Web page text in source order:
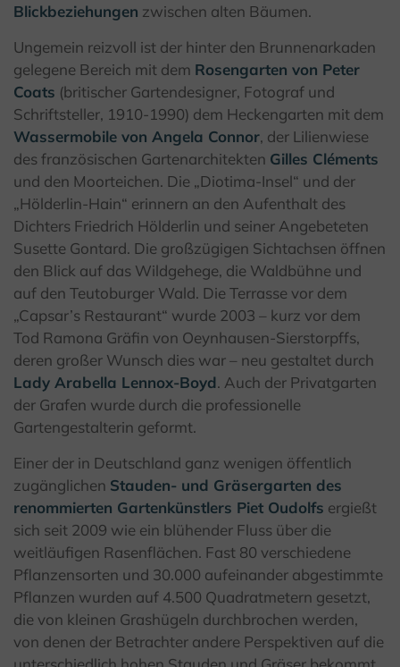
Blickbeziehungen zwischen alten Bäumen.
Ungemein reizvoll ist der hinter den Brunnenarkaden
gelegene Bereich mit dem Rosengarten von Peter
Coats (britischer Gartendesigner, Fotograf und
Schriftsteller, 1910-1990) dem Heckengarten mit dem
Wassermobile von Angela Connor, der Lilienwiese
des französischen Gartenarchitekten Gilles Cléments
und den Moorteichen. Die „Diotima-Insel“ und der
„Hölderlin-Hain“ erinnern an den Aufenthalt des
Dichters Friedrich Hölderlin und seiner Angebeteten
Susette Gontard. Die großzügigen Sichtachsen öffnen
den Blick auf das Wildgehege, die Waldbühne und
auf den Teutoburger Wald. Die Terrasse vor dem
„Capsar’s Restaurant“ wurde 2003 – kurz vor dem
Tod Ramona Gräfin von Oeynhausen-Sierstorpffs,
deren großer Wunsch dies war – neu gestaltet durch
Lady Arabella Lennox-Boyd. Auch der Privatgarten
der Grafen wurde durch die professionelle
Gartengestalterin geformt.
Einer der in Deutschland ganz wenigen öffentlich
zugänglichen Stauden- und Gräsergarten des
renommierten Gartenkünstlers Piet Oudolfs ergießt
sich seit 2009 wie ein blühender Fluss über die
weitläufigen Rasenflächen. Fast 80 verschiedene
Pflanzensorten und 30.000 aufeinander abgestimmte
Pflanzen wurden auf 4.500 Quadratmetern gesetzt,
die von kleinen Grashügeln durchbrochen werden,
von denen der Betrachter andere Perspektiven auf die